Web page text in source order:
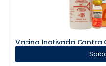
Vacina Inativada Contra